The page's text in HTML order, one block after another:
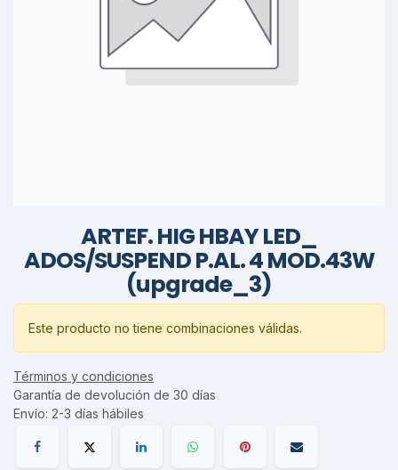
ARTEF. HIG HBAY LED_
ADOS/SUSPEND P.AL. 4 MOD.43W
(upgrade_3)
Este producto no tiene combinaciones válidas.
Términos y condiciones
Garantía de devolución de 30 días
Envío: 2-3 días hábiles